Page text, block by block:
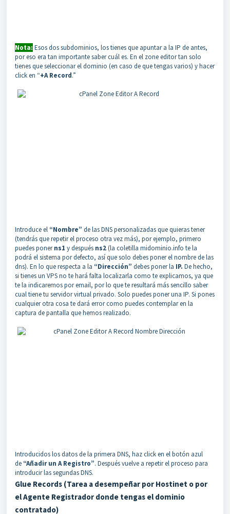
Nota: Esos dos subdominios, los tienes que apuntar a la IP de antes,
por eso era tan importante saber cuál es. En el zone editor tan solo
tienes que seleccionar el dominio (en caso de que tengas varios) y hacer
click en “+A Record.”
Introduce el “Nombre” de las DNS personalizadas que quieras tener
(tendrás que repetir el proceso otra vez más), por ejemplo, primero
puedes ponerns1 y después ns2(la coletilla midominio.info te la
podrá el sistema por defecto, así que solo debes poner el nombre de las
dns). En lo que respecta a la “Dirección” debes poner la IP. De hecho,
si tienes un VPS no te hará falta localizarla como te explicamos, ya que
te la indicaremos por email, por lo que te resultará más sencillo saber
cual tiene tu servidor virtual privado. Solo puedes poner una IP. Si pones
cualquier otra cosa te dará error como puedes contemplar en la
captura de pantalla que hemos realizado.
Introducidos los datos de la primera DNS, haz click en el botón azul
de “Añadir un A Registro”. Después vuelve a repetir el proceso para
introducir las segundas DNS.
Glue Records (Tarea a desempeñar por Hostinet o por
el Agente Registrador donde tengas el dominio
contratado)